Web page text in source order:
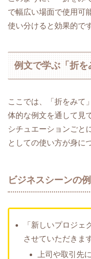
で幅広い場面で使用可
使い分けると効果的です
例文で学ぶ「折
ここでは、「折をみて
体的な例文を通して見
シチュエーションごと
としての使い方が身に
ビジネスシーンの
「新しいプロジェ
させていただきま
上司や取引先